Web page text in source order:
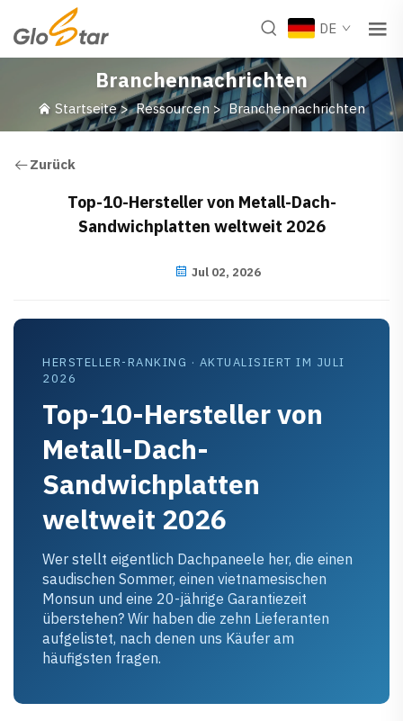
DE
Branchennachrichten
Startseite>Ressourcen >Branchennachrichten
Zurück
Top-10-Hersteller von Metall-Dach-
Sandwichplatten weltweit 2026
Jul 02, 2026
HERSTELLER-RANKING · AKTUALISIERT IM JULI
2026
Top-10-Hersteller von
Metall-Dach-
Sandwichplatten
weltweit 2026
Wer stellt eigentlich Dachpaneele her, die einen
saudischen Sommer, einen vietnamesischen
Monsun und eine 20-jährige Garantiezeit
überstehen? Wir haben die zehn Lieferanten
aufgelistet, nach denen uns Käufer am
häufigsten fragen.